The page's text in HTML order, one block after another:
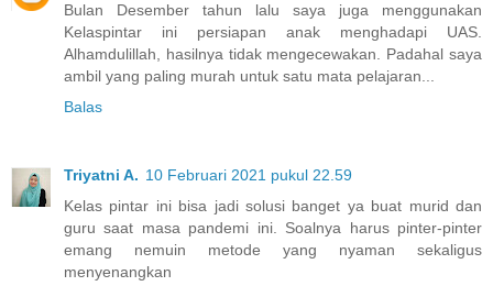
Bulan Desember tahun lalu saya juga menggunakan
Kelaspintar ini persiapan anak menghadapi UAS.
Alhamdulillah, hasilnya tidak mengecewakan. Padahal saya
ambil yang paling murah untuk satu mata pelajaran...
Balas
Triyatni A. 10 Februari 2021 pukul 22.59
Kelas pintar ini bisa jadi solusi banget ya buat murid dan
guru saat masa pandemi ini. Soalnya harus pinter-pinter
emang nemuin metode yang nyaman sekaligus
menyenangkan